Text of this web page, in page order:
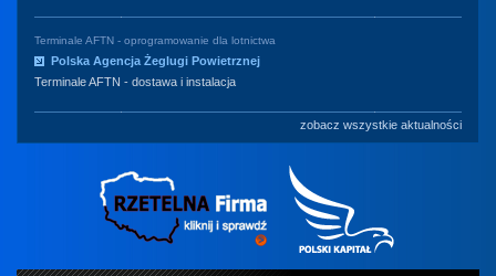
Terminale AFTN - oprogramowanie dla lotnictwa
Polska Agencja Żeglugi Powietrznej
Terminale AFTN - dostawa i instalacja
zobacz wszystkie aktualności